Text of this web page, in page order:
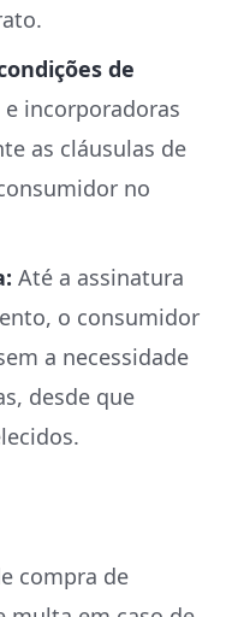
de
incorporadoras
as cláusulas de
no
Até a assinatura
o consumidor
a necessidade
desde que
compra de